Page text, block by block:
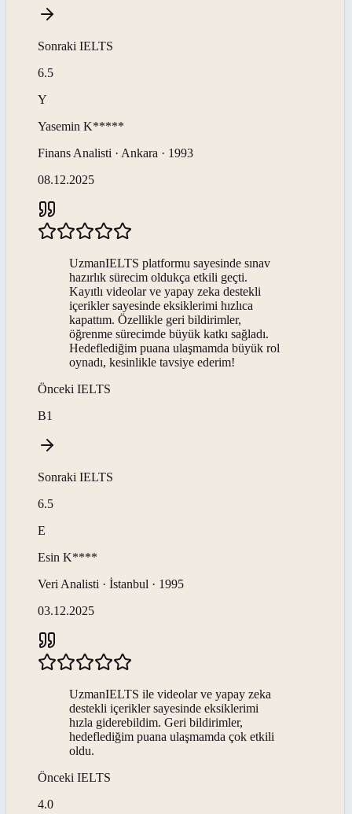
Sonraki IELTS
6.5
Y
Yasemin K*****
Finans Analisti · Ankara · 1993
08.12.2025
UzmanIELTS platformu sayesinde sınav
hazırlık sürecim oldukça etkili geçti.
Kayıtlı videolar ve yapay zeka destekli
içerikler sayesinde eksiklerimi hızlıca
kapattım. Özellikle geri bildirimler,
öğrenme sürecimde büyük katkı sağladı.
Hedeflediğim puana ulaşmamda büyük rol
oynadı, kesinlikle tavsiye ederim!
Önceki IELTS
B1
Sonraki IELTS
6.5
E
Esin K****
Veri Analisti · İstanbul · 1995
03.12.2025
UzmanIELTS ile videolar ve yapay zeka
destekli içerikler sayesinde eksiklerimi
hızla giderebildim. Geri bildirimler,
hedeflediğim puana ulaşmamda çok etkili
oldu.
Önceki IELTS
4.0